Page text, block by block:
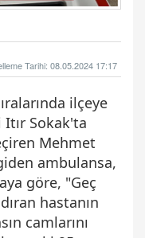
Tarihi: 08.05.2024 17:17
ilçeye
Sokak'ta
Mehmet
ambulansa,
göre, "Geç
hastanın
camlarını